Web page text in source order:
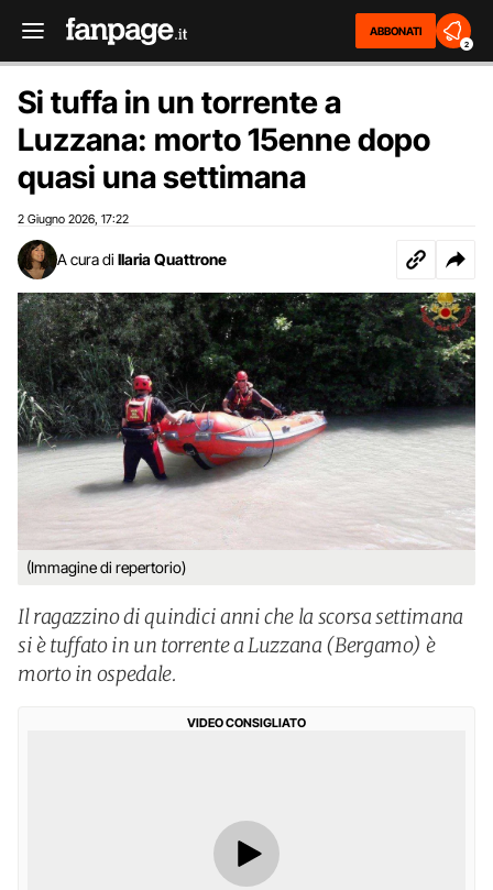
ABBONATI
2
Si tuffa in un torrente a
Luzzana: morto 15enne dopo
quasi una settimana
2 Giugno 2026 17:22
A cura di Ilaria Quattrone
(Immagine di repertorio)
Il ragazzino di quindici anni che la scorsa settimana
si è tuffato in un torrente a Luzzana (Bergamo) è
morto in ospedale.
VIDEO CONSIGLIATO